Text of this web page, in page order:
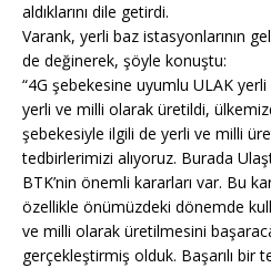
aldıklarını dile getirdi.
Varank, yerli baz istasyonlarının
de değinerek, şöyle konuştu:
“4G şebekesine uyumlu ULAK
yerli ve milli olarak üretildi,
şebekesiyle ilgili de yerli ve milli
tedbirlerimizi alıyoruz. Burada
BTK’nin önemli kararları var. Bu
özellikle önümüzdeki dönemde
ve milli olarak üretilmesini
gerçekleştirmiş olduk. Başarılı bir